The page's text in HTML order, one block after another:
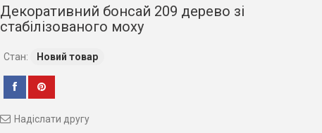
Декоративний бонсай 209 дерево зі
стабілізованого моху
Стан: Новий товар
Надіслати другу